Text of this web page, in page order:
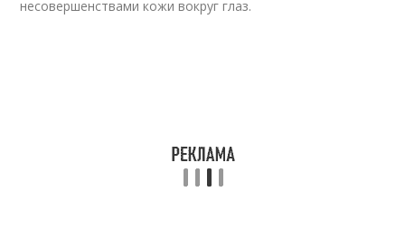
несовершенствами кожи вокруг глаз.